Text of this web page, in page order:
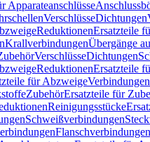
Apparateanschlüsse
VerschlüsseDichtungen
ReduktionenErsatzteile
KrallverbindungenÜbergänge
VerschlüsseDichtungen
ReduktionenErsatzteile
für AbzweigeVerbindungen
ZubehörErsatzteile für
Reinigungsstücke
Schweißverbindungen
Flanschverbindungen